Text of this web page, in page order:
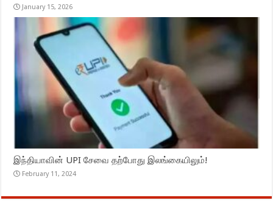
January 15, 2026
இந்தியாவின் UPI சேவை தற்போது இலங்கையிலும்!
February 11, 2024